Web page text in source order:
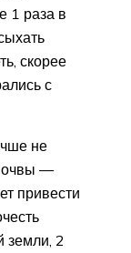
1 раза в
скорее
с
не
—
привести
земли, 2